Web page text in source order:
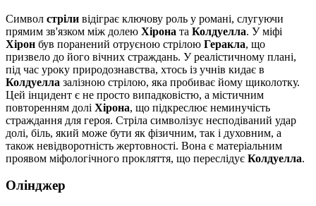
Символ стріли відіграє ключову роль у романі, слугуючи
прямим зв'язком між долею Хірона та Колдуелла. У міфі
Хірон був поранений отруєною стрілою Геракла, що
призвело до його вічних страждань. У реалістичному плані,
під час уроку природознавства, хтось із учнів кидає в
Колдуелла залізною стрілою, яка пробиває йому щиколотку.
Цей інцидент є не просто випадковістю, а містичним
повторенням долі Хірона, що підкреслює неминучість
страждання для героя. Стріла символізує несподіваний удар
долі, біль, який може бути як фізичним, так і духовним, а
також невідворотність жертовності. Вона є матеріальним
проявом міфологічного прокляття, що переслідує Колдуелла.
Олінджер